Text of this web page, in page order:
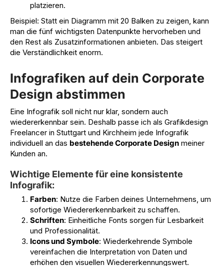
platzieren.
Beispiel: Statt ein Diagramm mit 20 Balken zu zeigen, kann
man die fünf wichtigsten Datenpunkte hervorheben und
den Rest als Zusatzinformationen anbieten. Das steigert
die Verständlichkeit enorm.
Infografiken auf dein Corporate
Design abstimmen
Eine Infografik soll nicht nur klar, sondern auch
wiedererkennbar sein. Deshalb passe ich als Grafikdesign
Freelancer in Stuttgart und Kirchheim jede Infografik
individuell an das bestehende Corporate Design meiner
Kunden an.
Wichtige Elemente für eine konsistente
Infografik:
Farben: Nutze die Farben deines Unternehmens, um
sofortige Wiedererkennbarkeit zu schaffen.
Schriften: Einheitliche Fonts sorgen für Lesbarkeit
und Professionalität.
Icons und Symbole: Wiederkehrende Symbole
vereinfachen die Interpretation von Daten und
erhöhen den visuellen Wiedererkennungswert.